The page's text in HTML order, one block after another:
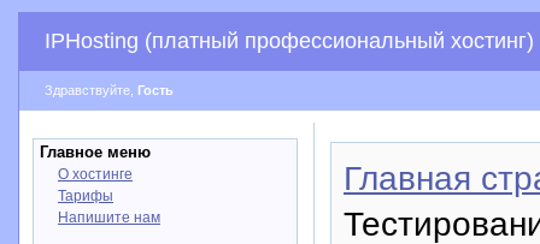
IPHosting (платный профессиональный хостинг)
Здравствуйте, Гость
Главное меню
О хостинге
Тарифы
Напишите нам
Главная